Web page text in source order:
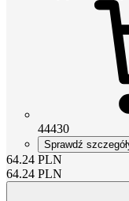
44430
Sprawdź
64.24 PLN
64.24 PLN